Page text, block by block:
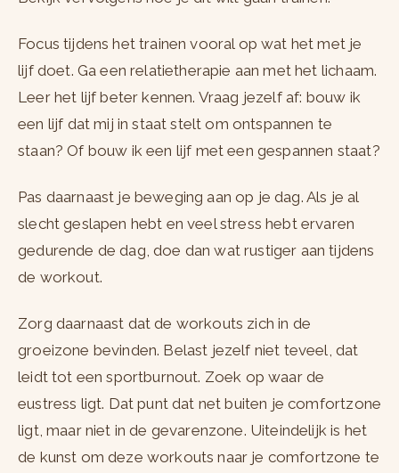
Focus tijdens het trainen vooral op wat het met je
lijf doet. Ga een relatietherapie aan met het lichaam.
Leer het lijf beter kennen. Vraag jezelf af: bouw ik
een lijf dat mij in staat stelt om ontspannen te
staan? Of bouw ik een lijf met een gespannen staat?
Pas daarnaast je beweging aan op je dag. Als je al
slecht geslapen hebt en veel stress hebt ervaren
gedurende de dag, doe dan wat rustiger aan tijdens
de workout.
Zorg daarnaast dat de workouts zich in de
groeizone bevinden. Belast jezelf niet teveel, dat
leidt tot een sportburnout. Zoek op waar de
eustress ligt. Dat punt dat net buiten je comfortzone
ligt, maar niet in de gevarenzone. Uiteindelijk is het
de kunst om deze workouts naar je comfortzone te